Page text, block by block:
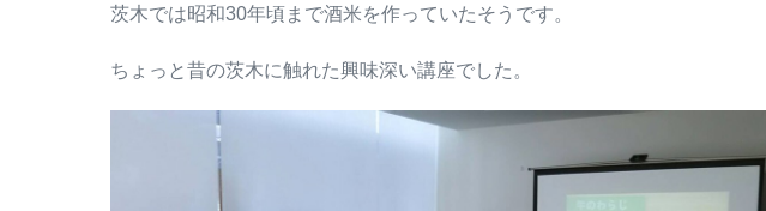
茨木では昭和30年頃まで酒米を作っていたそうです。
ちょっと昔の茨木に触れた興味深い講座でした。